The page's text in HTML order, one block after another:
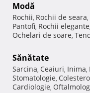
Modă
Rochii, Rochii de seara,
Pantofi, Rochii elegante,
Ochelari de soare,
Sănătate
Sarcina, Ceaiuri, Inima,
Stomatologie,
Cardiologie,